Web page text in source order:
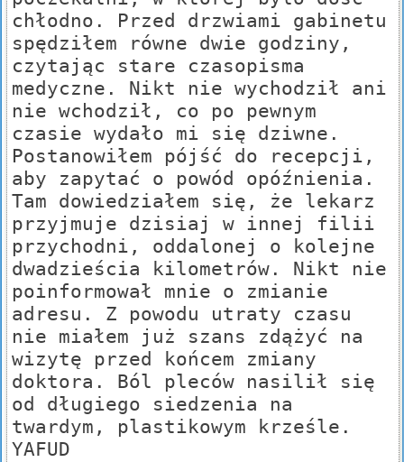
chłodno. Przed drzwiami gabinetu
spędziłem równe dwie godziny,
czytając stare czasopisma
medyczne. Nikt nie wychodził ani
nie wchodził, co po pewnym
czasie wydało mi się dziwne.
Postanowiłem pójść do recepcji,
aby zapytać o powód opóźnienia.
Tam dowiedziałem się, że lekarz
przyjmuje dzisiaj w innej filii
przychodni, oddalonej o kolejne
dwadzieścia kilometrów. Nikt nie
poinformował mnie o zmianie
adresu. Z powodu utraty czasu
nie miałem już szans zdążyć na
wizytę przed końcem zmiany
doktora. Ból pleców nasilił się
od długiego siedzenia na
twardym, plastikowym krześle.
YAFUD